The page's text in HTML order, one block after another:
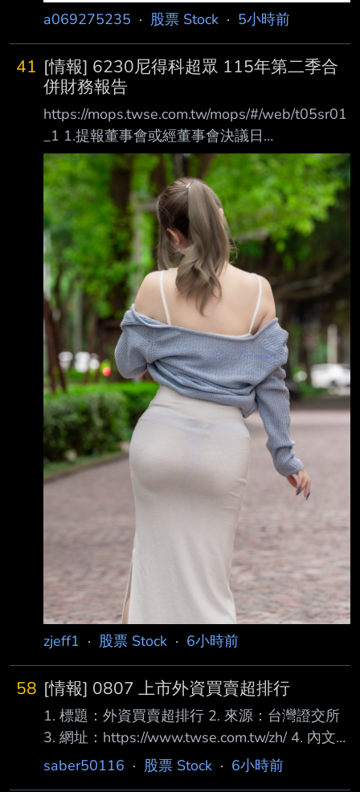
a069275235 · 股票 Stock · 5小時前
41 [情報] 6230尼得科超眾 115年第二季合
併財務報告
https://mops.twse.com.tw/mops/#/web/t05sr01
_1 1.提報董事會或經董事會決議日
期:115/08/07 2.審計委員會通過日期:不適用 3.
財務報告或年度自結財務資訊報導期間 起訖日
期(XXX/XX/XX~XXX/XX/XX):
115/01/01~115/06/30 4.1月1日累計至本期止
營業收入(仟元):4,678,093 5.1月1日累計至本期
止營業毛利(毛損) (仟元):812,056 6.1月1日累計
至本期止營業利益(損失) (仟元):31,860 7
zjeff1 · 股票 Stock · 6小時前
58 [情報] 0807 上市外資買賣超排行
1. 標題：外資買賣超排行 2. 來源：台灣證交所
3. 網址：https://www.twse.com.tw/zh/ 4. 內文：
買超 1 2618 長榮航 22,000 2 1216 統一
saber50116 · 股票 Stock · 6小時前